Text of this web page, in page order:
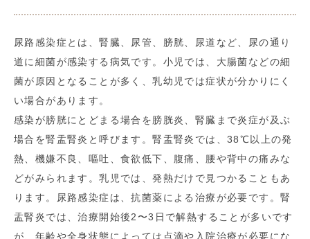
尿路感染症とは、腎臓、尿管、膀胱、尿道など、尿の通り
道に細菌が感染する病気です。小児では、大腸菌などの細
菌が原因となることが多く、乳幼児では症状が分かりにく
い場合があります。
感染が膀胱にとどまる場合を膀胱炎、腎臓まで炎症が及ぶ
場合を腎盂腎炎と呼びます。腎盂腎炎では、38℃以上の発
熱、機嫌不良、嘔吐、食欲低下、腹痛、腰や背中の痛みな
どがみられます。乳児では、発熱だけで見つかることもあ
ります。尿路感染症は、抗菌薬による治療が必要です。腎
盂腎炎では、治療開始後2〜3日で解熱することが多いです
が、年齢や全身状態によっては点滴や入院治療が必要にな